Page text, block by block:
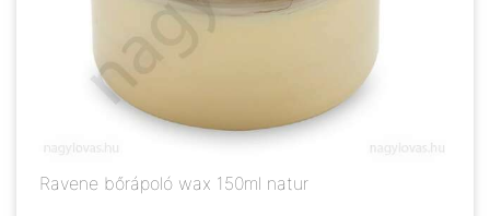
Ravene bőrápoló wax 150ml natur